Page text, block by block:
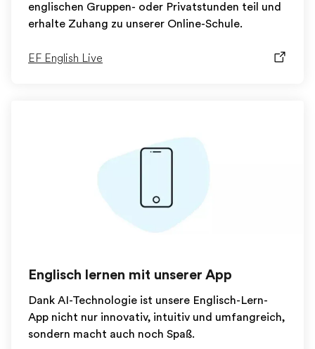
englischen Gruppen- oder Privatstunden teil und
erhalte Zuhang zu unserer Online-Schule.
EF English Live
Englisch lernen mit unserer App
Dank AI-Technologie ist unsere Englisch-Lern-
App nicht nur innovativ, intuitiv und umfangreich,
sondern macht auch noch Spaß.